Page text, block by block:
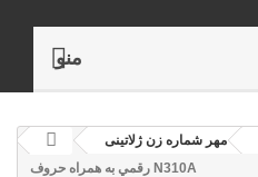
منو
مهر شماره زن ژلاتینی
رقمي به همراه حروف N310A